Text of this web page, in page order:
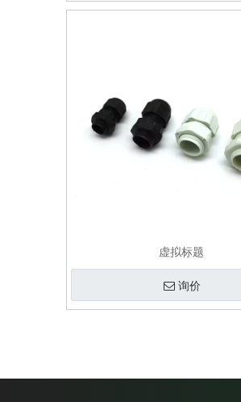
虚拟标题
询价